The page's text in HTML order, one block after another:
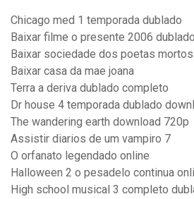
Chicago med 1 temporada dublado
Baixar filme o presente 2006 dublado
Baixar sociedade dos poetas mortos
Baixar casa da mae joana
Terra a deriva dublado completo
Dr house 4 temporada dublado
The wandering earth download 720p
Assistir diarios de um vampiro 7
O orfanato legendado online
Halloween 2 o pesadelo continua
High school musical 3 completo